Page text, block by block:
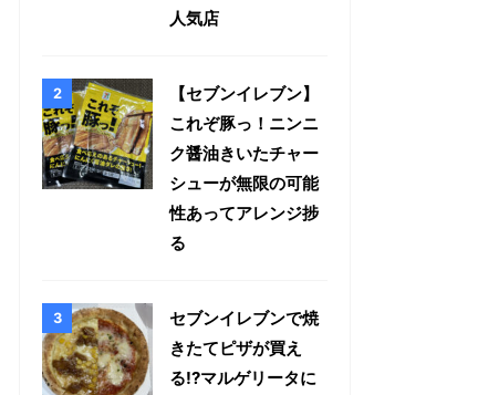
人気店
【セブンイレブン】
これぞ豚っ！ニンニ
ク醤油きいたチャー
シューが無限の可能
性あってアレンジ捗
る
セブンイレブンで焼
きたてピザが買え
る!?マルゲリータに